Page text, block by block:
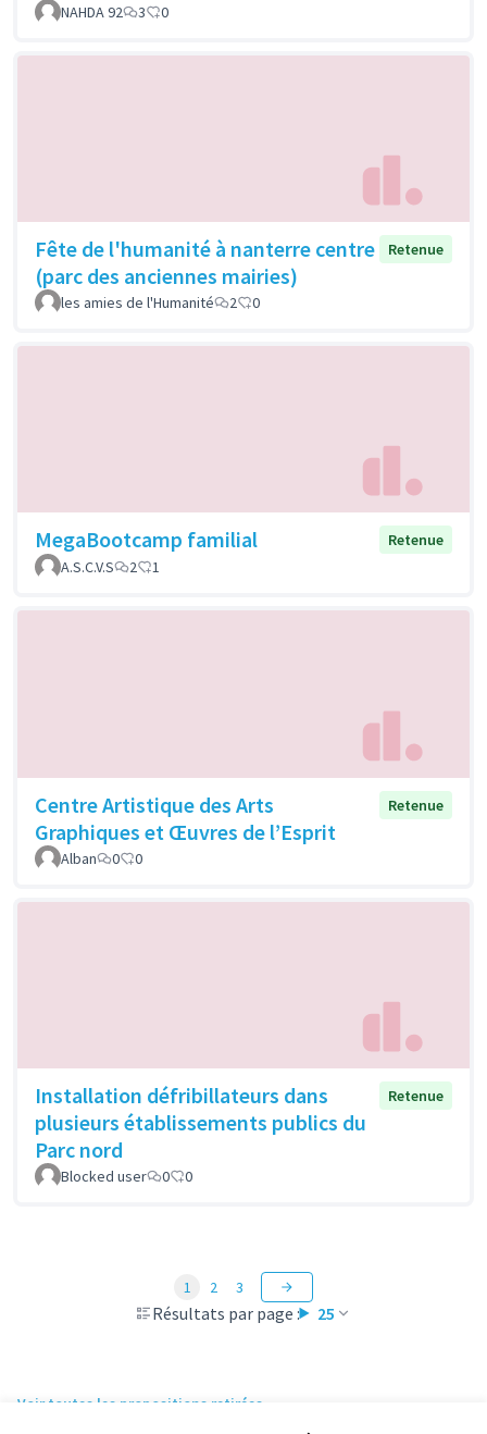
NAHDA 92 3 0
Fête de l'humanité à nanterre centre
(parc des anciennes mairies)
Retenue
les amies de l'Humanité 2 0
MegaBootcamp familial
Retenue
A.S.C.V.S
2 1
Centre Artistique des Arts
Graphiques et Œuvres de l’Esprit
Retenue
Alban 0 0
Installation défribillateurs dans
plusieurs établissements publics du
Parc nord
Retenue
Blocked user 0 0
Résultats par page : 25
1 2 3
Voir toutes les propositions retirées